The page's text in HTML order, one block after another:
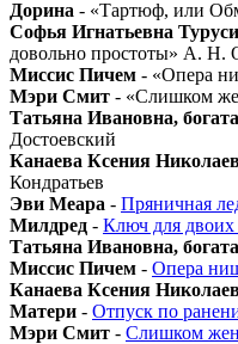
Дорина - «Тартюф, или
Софья Игнатьевна
довольно простоты» А. Н.
Миссис Пичем - «Опера
Мэри Смит - «Слишком
Татьяна Ивановна,
Достоевский
Канаева Ксения
Кондратьев
Эви Меара - Пряничная
Милдред - Ключ для двоих
Татьяна Ивановна,
Миссис Пичем - Опера
Канаева Ксения
Матери - Отпуск по
Мэри Смит - Слишком